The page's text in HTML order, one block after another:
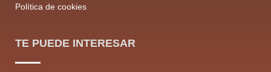
Política de cookies
TE PUEDE INTERESAR